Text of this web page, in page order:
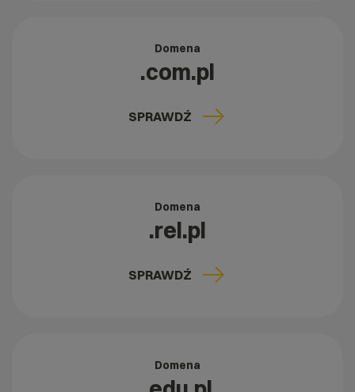
Domena
.com.pl
SPRAWDŹ
Domena
.rel.pl
SPRAWDŹ
Domena